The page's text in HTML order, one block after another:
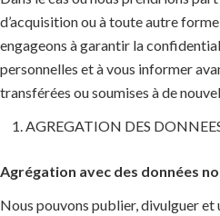
d’acquisition ou à toute autre
engageons à garantir la
personnelles et à vous informer
transférées ou soumises à de
AGREGATION DES
Agrégation avec des données
Nous pouvons publier, divulguer